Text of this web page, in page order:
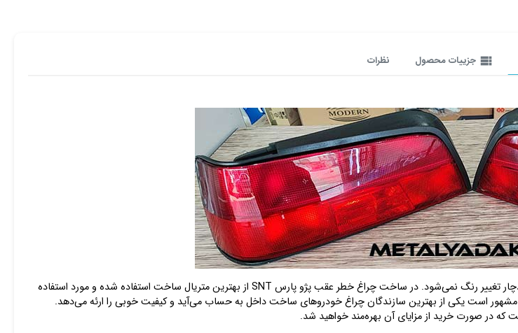
view_list جزییات محصول نظرات
) بسیار مقاوم در برابر نور خورشید می‌باشد و دچار تغییر رنگ نمی‌شود. در ساخت چراغ خطر عقب پژو پارس SNT از بهترین متریال ساخت استفاده شده و مورد استفاده
شرکت ایران خودرو بر روی خط تولید می‌باشد. شرکت سراج نور توس که در بازار لوازم یدکی به SNT مشهور است یکی از بهترین سازندگان چراغ خودروهای ساخت داخل به حساب می‌آید و کیفیت خوبی را ارئه می‌دهد.